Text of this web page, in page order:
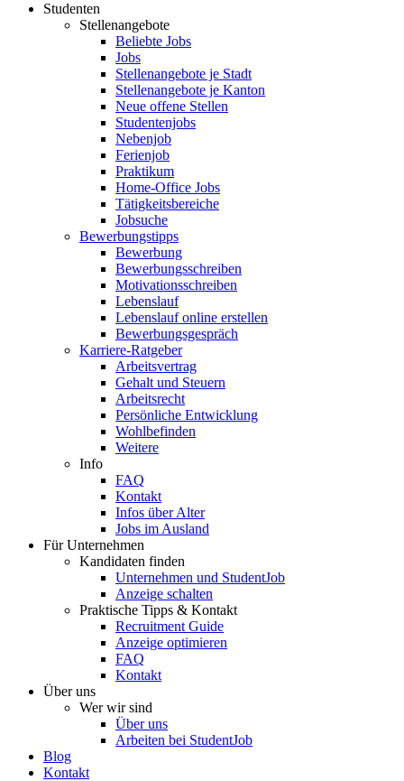
Studenten
Stellenangebote
Beliebte Jobs
Jobs
Stellenangebote je Stadt
Stellenangebote je Kanton
Neue offene Stellen
Studentenjobs
Nebenjob
Ferienjob
Praktikum
Home-Office Jobs
Tätigkeitsbereiche
Jobsuche
Bewerbungstipps
Bewerbung
Bewerbungsschreiben
Motivationsschreiben
Lebenslauf
Lebenslauf online erstellen
Bewerbungsgespräch
Karriere-Ratgeber
Arbeitsvertrag
Gehalt und Steuern
Arbeitsrecht
Persönliche Entwicklung
Wohlbefinden
Weitere
Info
FAQ
Kontakt
Infos über Alter
Jobs im Ausland
Für Unternehmen
Kandidaten finden
Unternehmen und StudentJob
Anzeige schalten
Praktische Tipps & Kontakt
Recruitment Guide
Anzeige optimieren
FAQ
Kontakt
Über uns
Wer wir sind
Über uns
Arbeiten bei StudentJob
Blog
Kontakt